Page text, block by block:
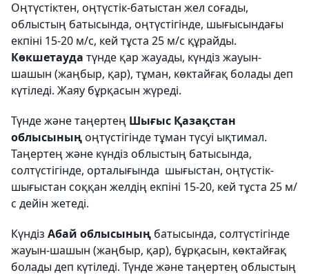
Оңтүстіктен, оңтүстік-батыстан жел соғады,
облыстың батысында, оңтүстігінде, шығысындағы
екпіні 15-20 м/с, кей тұста 25 м/с құрайды.
Көкшетауда түнде қар жауады, күндіз жауын-
шашын (жаңбыр, қар), тұман, көктайғақ болады деп
күтіледі. Жаяу бұрқасын жүреді.
Түнде және таңертең Шығыс Қазақстан
облысыныңоңтүстігінде тұман түсуі ықтимал.
Таңертең және күндіз облыстың батысында,
солтүстігінде, орталығында шығыстан, оңтүстік-
шығыстан соққан желдің екпіні 15-20, кей тұста 25 м/
с дейін жетеді.
Күндіз Абай облысының батысында, солтүстігінде
жауын-шашын (жаңбыр, қар), бұрқасын, көктайғақ
болады деп күтіледі. Түнде және таңертең облыстың